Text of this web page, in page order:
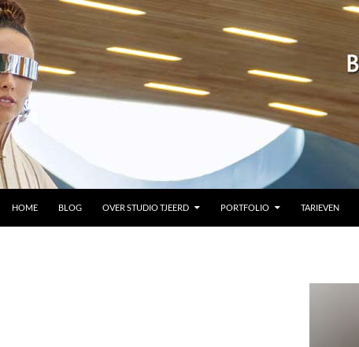
HOME
BLOG OVER STUDIO TJEERD PORTFOLIO TARIEVEN